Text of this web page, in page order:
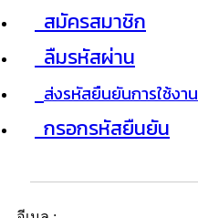
สมัครสมาชิก
ลืมรหัสผ่าน
ส่งรหัสยืนยันการใช้งาน
กรอกรหัสยืนยัน